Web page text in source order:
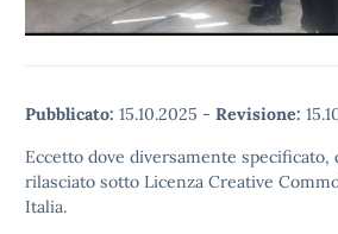
Pubblicato: 15.10.2025 - Revisione:
Eccetto dove diversamente specificato,
rilasciato sotto Licenza Creative
Italia.